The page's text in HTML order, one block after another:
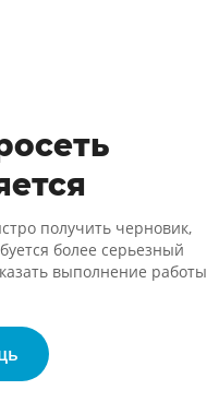
получить черновик,
более серьезный
выполнение работы